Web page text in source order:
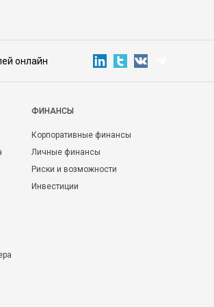
онлайн
ФИНАНСЫ
Корпоративные финансы
Личные финансы
Риски и возможности
Инвестиции